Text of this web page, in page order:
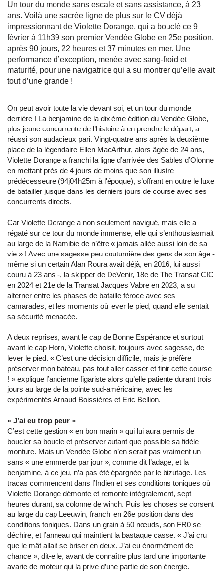
Un tour du monde sans escale et sans assistance, à 23
ans. Voilà une sacrée ligne de plus sur le CV déjà
impressionnant de Violette Dorange, qui a bouclé ce 9
février à 11h39 son premier Vendée Globe en 25e position,
après 90 jours, 22 heures et 37 minutes en mer. Une
performance d’exception, menée avec sang-froid et
maturité, pour une navigatrice qui a su montrer qu’elle avait
tout d’une grande !
On peut avoir toute la vie devant soi, et un tour du monde
derrière ! La benjamine de la dixième édition du Vendée Globe,
plus jeune concurrente de l’histoire à en prendre le départ, a
réussi son audacieux pari. Vingt-quatre ans après la deuxième
place de la légendaire Ellen MacArthur, alors âgée de 24 ans,
Violette Dorange a franchi la ligne d’arrivée des Sables d’Olonne
en mettant près de 4 jours de moins que son illustre
prédécesseure (94j04h25m à l'époque), s’offrant en outre le luxe
de batailler jusque dans les derniers jours de course avec ses
concurrents directs.
Car Violette Dorange a non seulement navigué, mais elle a
régaté sur ce tour du monde immense, elle qui s’enthousiasmait
au large de la Namibie de n’être « jamais allée aussi loin de sa
vie » ! Avec une sagesse peu coutumière des gens de son âge -
même si un certain Alan Roura avait déjà, en 2016, lui aussi
couru à 23 ans -, la skipper de DeVenir, 18e de The Transat CIC
en 2024 et 21e de la Transat Jacques Vabre en 2023, a su
alterner entre les phases de bataille féroce avec ses
camarades, et les moments où lever le pied, quand elle sentait
sa sécurité menacée.
A deux reprises, avant le cap de Bonne Espérance et surtout
avant le cap Horn, Violette choisit, toujours avec sagesse, de
lever le pied. « C’est une décision difficile, mais je préfère
préserver mon bateau, pas tout aller casser et finir cette course
! » explique l’ancienne figariste alors qu’elle patiente durant trois
jours au large de la pointe sud-américaine, avec les
expérimentés Arnaud Boissières et Eric Bellion.
« J’ai eu trop peur »
C’est cette gestion « en bon marin » qui lui aura permis de
boucler sa boucle et préserver autant que possible sa fidèle
monture. Mais un Vendée Globe n’en serait pas vraiment un
sans « une emmerde par jour », comme dit l’adage, et la
benjamine, à ce jeu, n’a pas été épargnée par le bizutage. Les
tracas commencent dans l’Indien et ses conditions toniques où
Violette Dorange démonte et remonte intégralement, sept
heures durant, sa colonne de winch. Puis les choses se corsent
au large du cap Leeuwin, franchi en 26e position dans des
conditions toniques. Dans un grain à 50 nœuds, son FR0 se
déchire, et l’anneau qui maintient la bastaque casse. « J’ai cru
que le mât allait se briser en deux. J’ai eu énormément de
chance », dit-elle, avant de connaître plus tard une importante
avarie de moteur qui la prive d’une partie de son énergie.